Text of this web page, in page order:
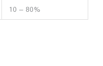
10 – 80%